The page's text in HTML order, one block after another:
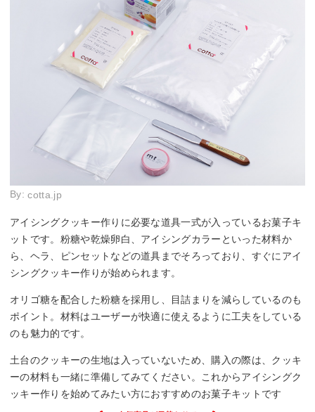
By:cotta.jp
アイシングクッキー作りに必要な道具一式が入っているお菓子キ
ットです。粉糖や乾燥卵白、アイシングカラーといった材料か
ら、ヘラ、ピンセットなどの道具までそろっており、すぐにアイ
シングクッキー作りが始められます。
オリゴ糖を配合した粉糖を採用し、目詰まりを減らしているのも
ポイント。材料はユーザーが快適に使えるように工夫をしている
のも魅力的です。
土台のクッキーの生地は入っていないため、購入の際は、クッキ
ーの材料も一緒に準備してみてください。これからアイシングク
ッキー作りを始めてみたい方におすすめのお菓子キットです